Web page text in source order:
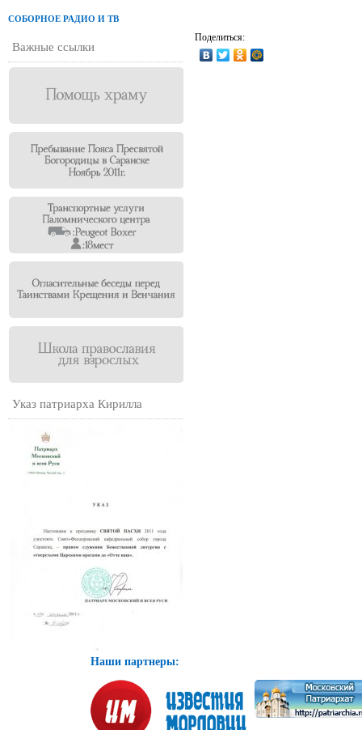
СОБОРНОЕ РАДИО И ТВ
Важные ссылки
Указ патриарха Кирилла
Поделиться:
Наши партнеры: